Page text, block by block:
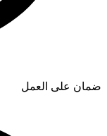
ضمان على العمل